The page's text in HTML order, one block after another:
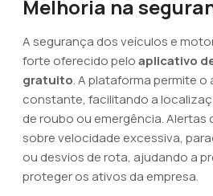
Melhoria na
A segurança dos veículos e
forte oferecido peloaplicativo
gratuito. A plataforma permite
constante, facilitando a
de roubo ou emergência. Alertas
sobre velocidade excessiva,
ou desvios de rota, ajudando a
proteger os ativos da empresa.